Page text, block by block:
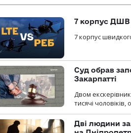
7 корпус ДШВ
7 корпус
Суд обрав
Закарпатті
Двом
тисячі
Дві людини